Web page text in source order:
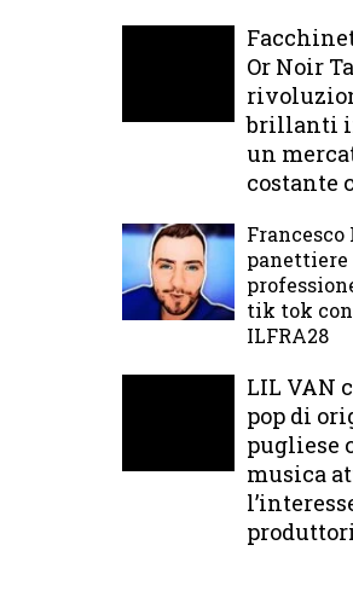
Or Noir
brillanti
un
costante
Francesco
panettiere
tik tok
ILFRA28
LIL VAN
pop di
pugliese
musica